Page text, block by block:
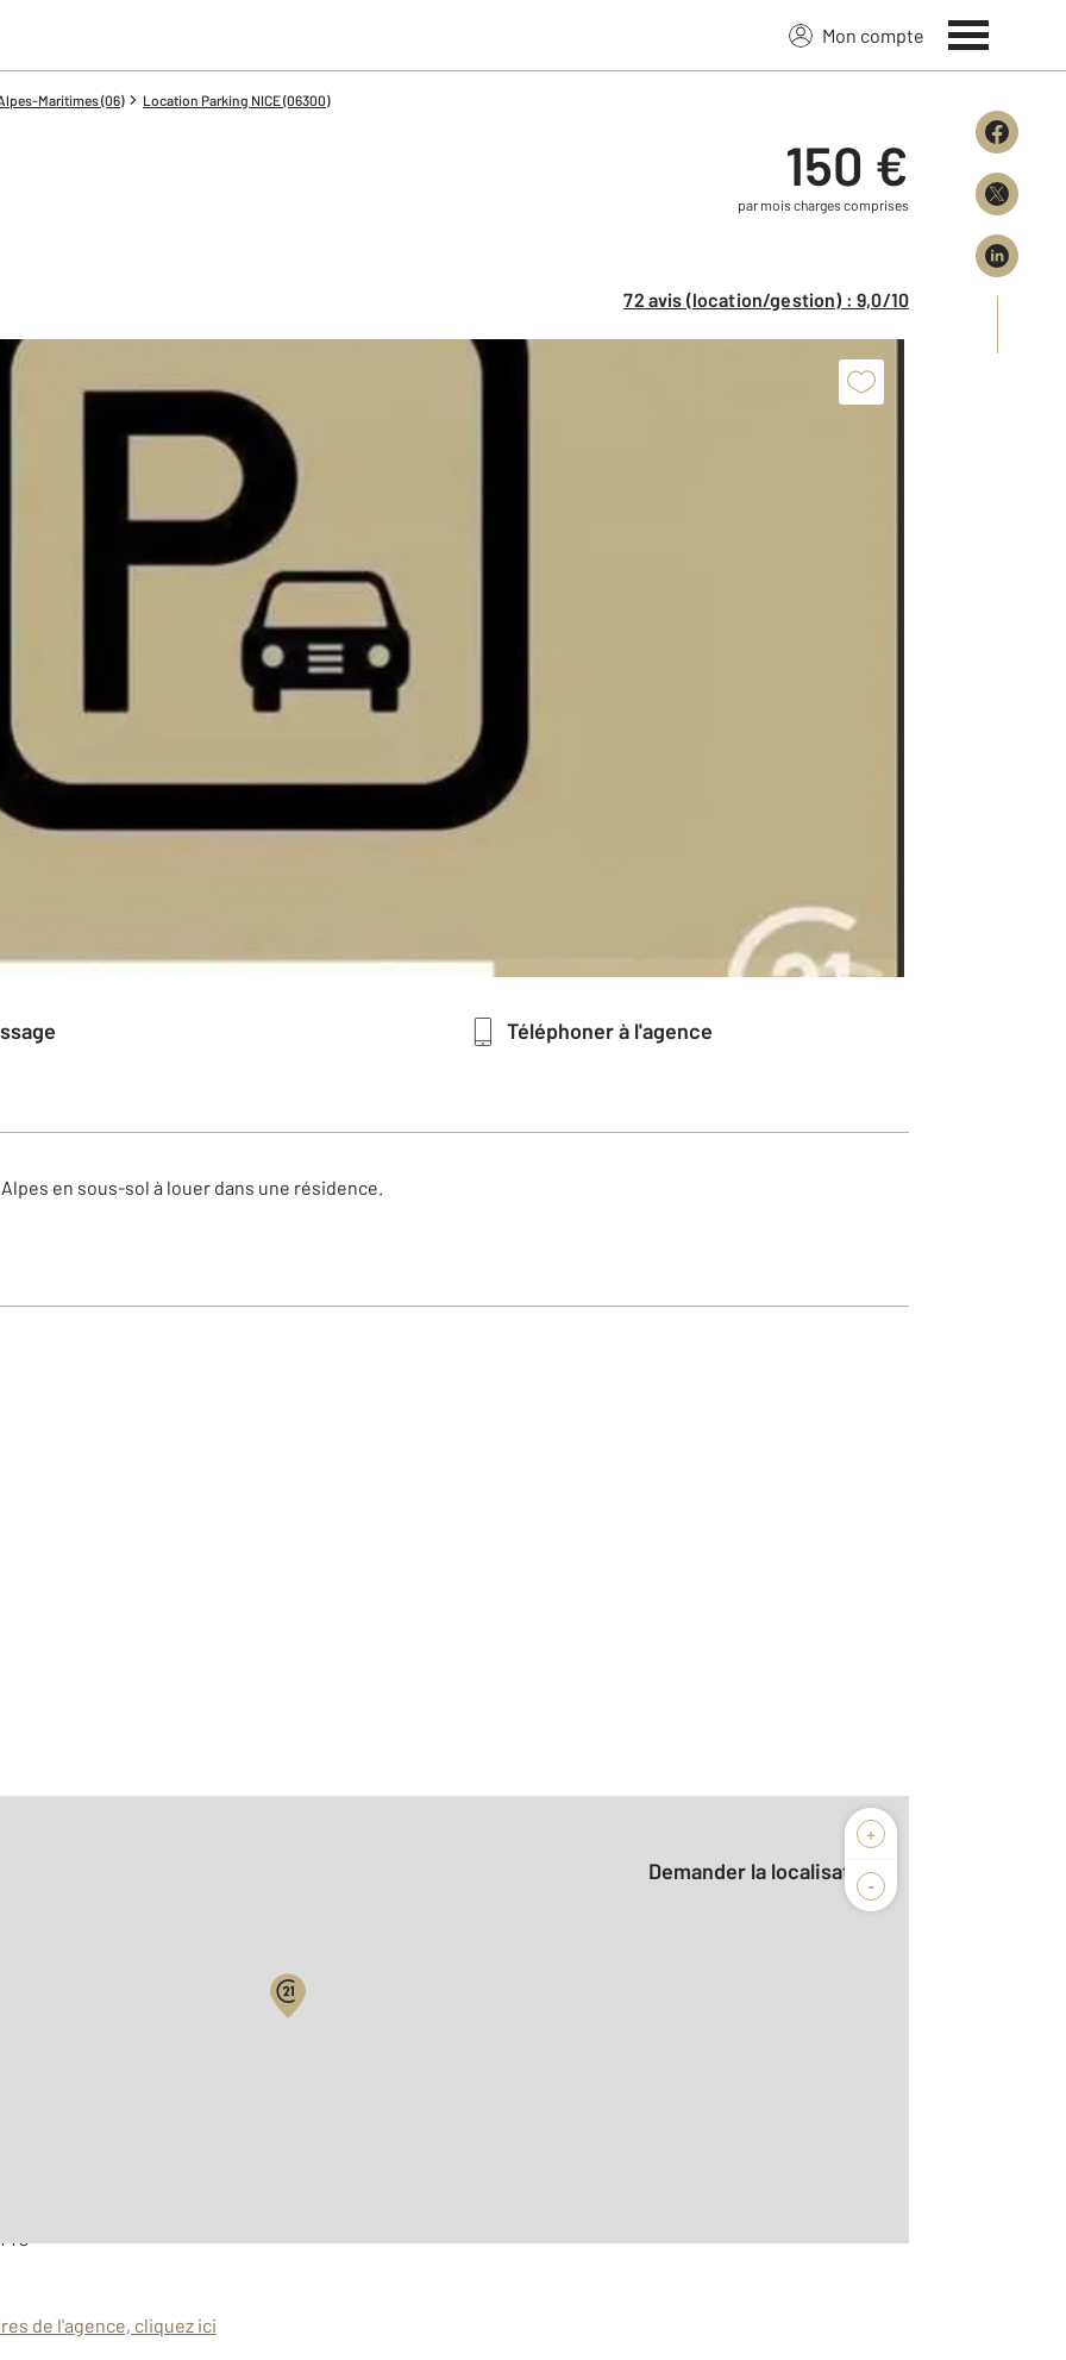
Mon compte
Maritimes (06) Location Parking NICE (06300)
150 €
par mois charges comprises
72 avis (location/gestion) : 9,0/10
Téléphoner à l'agence
en sous-sol à louer dans une résidence.
+
-
Demander la localisation
de l'agence, cliquez ici